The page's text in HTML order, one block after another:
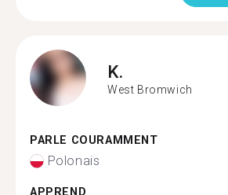
K.
West Bromwich
PARLE COURAMMENT
Polonais
APPREND